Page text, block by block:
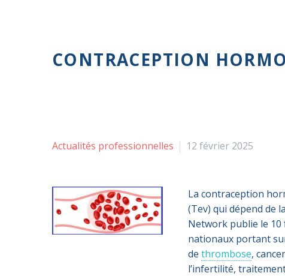
CONTRACEPTION
Actualités professionnelles 12 février 2025
La contraception
(Tev) qui dépend de
Network publie le 10
nationaux portant
dethrombose,
l’infertilité,